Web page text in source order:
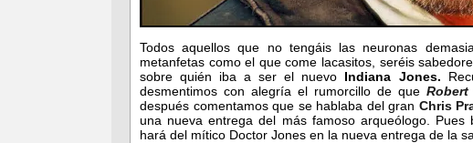
Todos aquellos que no tengáis las neuronas
metanfetas como el que come lacasitos, seréis
sobre quién iba a ser el nuevo Indiana Jones.
desmentimos con alegría el rumorcillo de que Robert
después comentamos que se hablaba del gran Chris
una nueva entrega del más famoso arqueólogo.
hará del mítico Doctor Jones en la nueva entrega de la